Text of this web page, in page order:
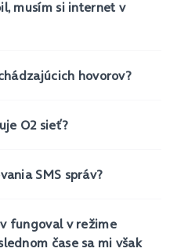
musím si internet v
hovorov?
O2 sieť?
SMS správ?
fungoval v režime
čase sa mi však